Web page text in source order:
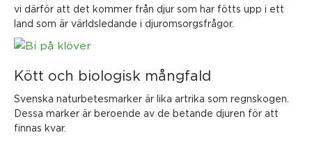
vi därför att det kommer från djur som har fötts upp i ett
land som är världsledande i djuromsorgsfrågor.
Kött och biologisk mångfald
Svenska naturbetesmarker är lika artrika som regnskogen.
Dessa marker är beroende av de betande djuren för att
finnas kvar.